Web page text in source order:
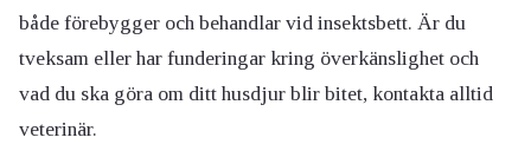
både förebygger och behandlar vid insektsbett. Är du
tveksam eller har funderingar kring överkänslighet och
vad du ska göra om ditt husdjur blir bitet, kontakta alltid
veterinär.